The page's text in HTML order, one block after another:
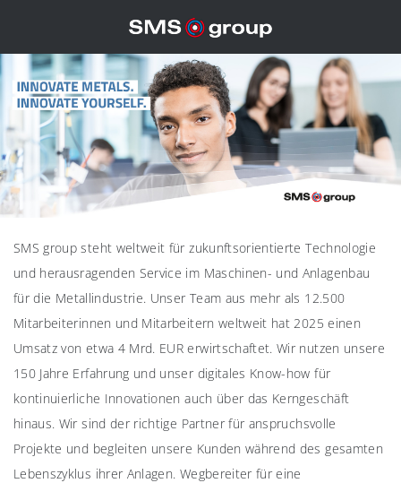
SMS group steht weltweit für zukunftsorientierte Technologie
und herausragenden Service im Maschinen- und Anlagenbau
für die Metallindustrie. Unser Team aus mehr als 12.500
Mitarbeiterinnen und Mitarbeitern weltweit hat 2025 einen
Umsatz von etwa 4 Mrd. EUR erwirtschaftet. Wir nutzen unsere
150 Jahre Erfahrung und unser digitales Know-how für
kontinuierliche Innovationen auch über das Kerngeschäft
hinaus. Wir sind der richtige Partner für anspruchsvolle
Projekte und begleiten unsere Kunden während des gesamten
Lebenszyklus ihrer Anlagen. Wegbereiter für eine